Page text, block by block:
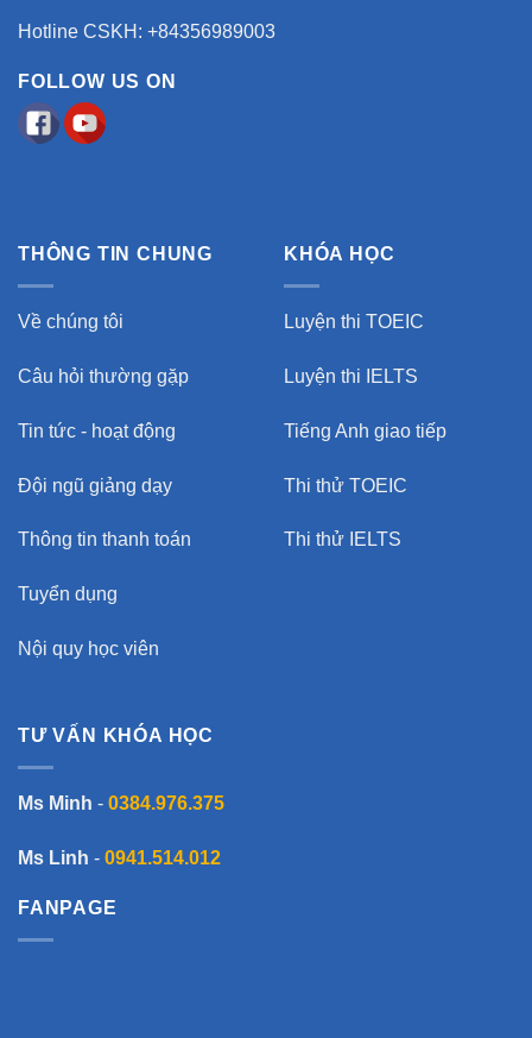
Hotline CSKH: +84356989003
FOLLOW US ON
THÔNG TIN CHUNG
Về chúng tôi
Câu hỏi thường gặp
Tin tức - hoạt động
Đội ngũ giảng dạy
Thông tin thanh toán
Tuyển dụng
Nội quy học viên
KHÓA HỌC
Luyện thi TOEIC
Luyện thi IELTS
Tiếng Anh giao tiếp
Thi thử TOEIC
Thi thử IELTS
TƯ VẤN KHÓA HỌC
Ms Minh - 0384.976.375
Ms Linh - 0941.514.012
FANPAGE